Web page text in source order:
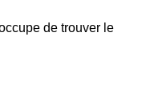
de trouver le